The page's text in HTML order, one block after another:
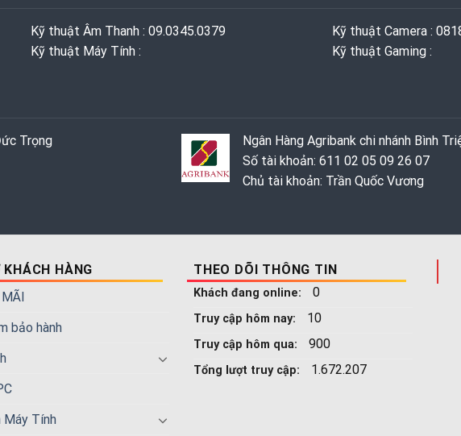
Kỹ thuật Âm Thanh : 09.0345.0379
Kỹ thuật Máy Tính :
Kỹ thuật Camera :
Kỹ thuật Gaming ‭: ‬
Trọng
Ngân Hàng Agribank chi nhánh Bình
Số tài khoản: 611 02 05 09 26 07
Chủ tài khoản: Trần Quốc Vương
KHÁCH HÀNG
bảo hành
Máy Tính
THEO DÕI THÔNG TIN
Khách đang online: 0
Truy cập hôm nay: 10
Truy cập hôm qua: 900
Tổng lượt truy cập: 1.672.207